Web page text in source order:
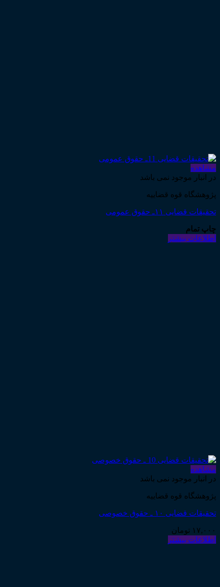
مشاهده
در انبار موجود نمی باشد
پژوهشگاه قوه قضاییه
تحقیقات قضایی ۱۱ـ حقوق عمومی
چاپ تمام
اطلاعات بیشتر
مشاهده
در انبار موجود نمی باشد
پژوهشگاه قوه قضاییه
تحقیقات قضایی ۱۰ ـ حقوق خصوصی
۱۷,۰۰۰ تومان
اطلاعات بیشتر